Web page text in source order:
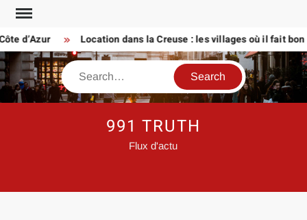
Skip
content
d’Azur Location dans la Creuse : les villages où il fait bon
Search
991 TRUTH
Flux d'actu